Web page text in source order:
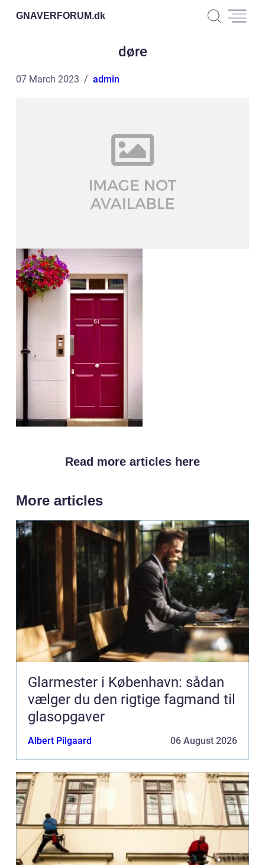
GNAVERFORUM.dk
døre
07 March 2023 admin
Read more articles here
More articles
Glarmester i København: sådan
vælger du den rigtige fagmand til
glasopgaver
Albert Pilgaard 06 August 2026